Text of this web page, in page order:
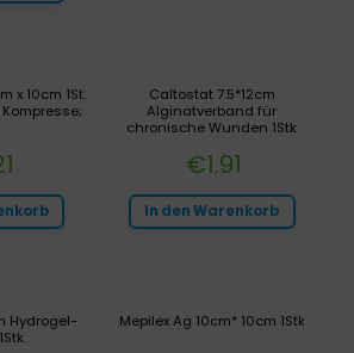
Caltostat 7.5*12cm
Alginatverband für
chronische Wunden 1Stk
€1.91
In den Warenkorb
x 10cm 1St.
Mepilex Ag 10cm* 10cm 1Stk
Hydrogel-